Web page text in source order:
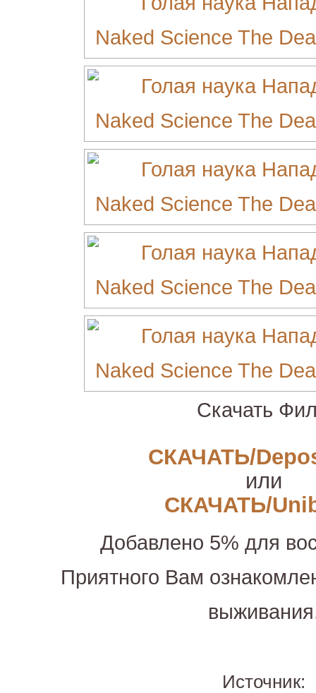
Скачать
СКАЧАТЬ/
или
СКАЧАТЬ/
Добавлено 5% для
Приятного Вам
Источник: